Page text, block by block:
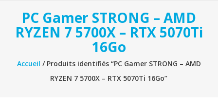
PC Gamer STRONG – AMD
RYZEN 7 5700X – RTX 5070Ti
16Go
Accueil / Produits identifiés “PC Gamer STRONG – AMD
RYZEN 7 5700X – RTX 5070Ti 16Go”